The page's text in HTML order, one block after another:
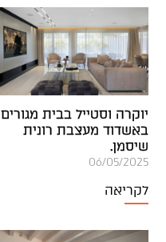
יוקרה וסטייל בבית מגורים
באשדוד מעצבת רונית
שיסמן.
06/05/2025
לקריאה